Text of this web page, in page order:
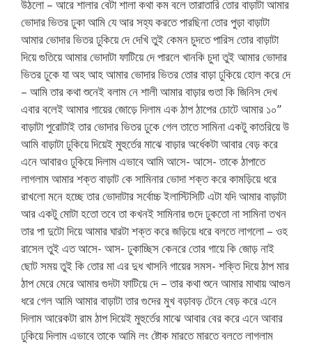
উঠলো – আরে শালার বেটা শালা কথা কম বলে তারাতারি তোর বাড়াটা আমার
ভোদার ভিতর ঢুকা আমি যে আর সহ্য করতে পারছিনা তোর পুড়া বাড়াটা
আমার ভোদার ভিতর ঢুকিয়ে দে দেখি তুই কেমন চুদতে পারিস তোর বাড়াটা
দিয়ে গুতিয়ে আমার ভোদাটা ফাটিয়ে দে পারলে খানকি চুদা তুই আমার ভোদার
ভিতর ঢুকে যা অহ আহ আমার ভোদার ভিতর তোর বাড়া ঢুকিয়ে হোল করে দে
– আমি তার কথা শুনেই বলাম নে শালী আমার বাড়ার গুতা কি জিনিস দেখ
এবার বলেই আমার গায়ের জোড়ে দিলাম এক ঠাপ ঠাপের চোটে আমার ১০”
বাড়াটা পুরোটাই তার ভোদার ভিতর ঢুকে গেল তাতে সামিনা একটু কাতরিয়ে উ
আমি বাড়াটা ঢুকিয়ে দিয়েই মুহুর্তের মাঝে বাড়ার অর্ধেকটা আবার বেড় করে
এনে আবারও ঢুকিয়ে দিলাম এভাবে আমি আসে- আসে- তাকে ঠাপাতে
লাগলাম আমার শক্ত বাড়াট কে সামিনার ভোদা শক্ত করে কামড়িয়ে ধরে
রাখলো মনে হচ্ছে তার ভোদাটার সর্বোচ্চ ইলাস্টিসিটি এটা যদি আমার বাড়াটা
আর একটু মোটা হতো তবে তা কখনই সামিনার গুদে ঢুকতো না সামিনা তখন
তার পা দুটো দিয়ে আমার ঘারটা শক্ত করে জড়িয়ে ধরে বলতে লাগলো – ওহ
রাসেল তুই এত আসে- আস- ঢুকাচ্ছিস কেনরে তোর গায়ে কি জোড় নাই
ছোট সময় তুই কি তোর মা এর দুধ খাসনি গায়ের সমস- শক্তি দিয়ে ঠাপ মার
ঠাপ মেরে মেরে আমার গুদটা ফাটিয়ে দে – তার কথা শুনে আমার মাথায় আগুন
ধরে গেল আমি আমার বাড়াটা তার গুদের মুখ বড়াবড় টেনে বেড় করে এনে
দিলাম আরেকটা রাম ঠাপ দিয়েই মুহুর্তের মাঝে আবার বের করে এনে আবার
ঢুকিয়ে দিলাম এভাবে তাকে আমি লং ষ্টোক মারতে মারতে বলতে লাগলাম